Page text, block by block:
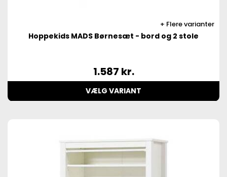
Flere varianter
Hoppekids MADS Børnesæt - bord og 2 stole
1.587 kr.
VÆLG VARIANT